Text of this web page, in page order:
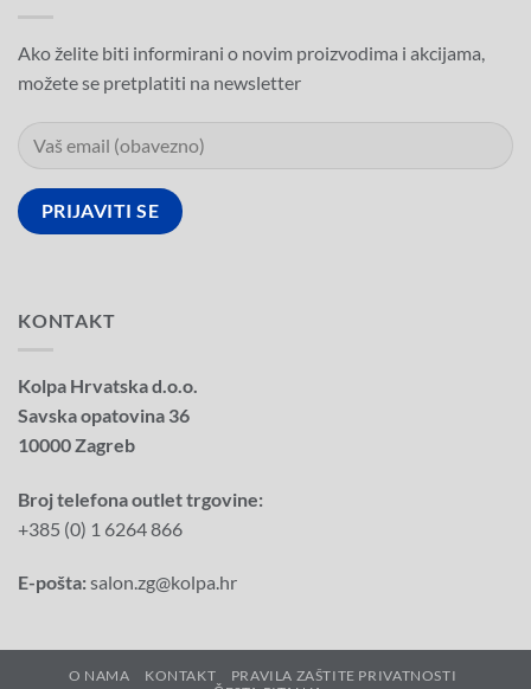
Ako želite biti informirani o novim proizvodima i akcijama,
možete se pretplatiti na newsletter
KONTAKT
Kolpa Hrvatska d.o.o.
Savska opatovina 36
10000 Zagreb
Broj telefona outlet trgovine:
+385 (0) 1 6264 866
E-pošta:salon.zg@kolpa.hr
O NAMA KONTAKT
PRAVILA ZAŠTITE PRIVATNOSTI